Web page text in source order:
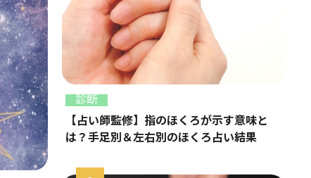
診断
【占い師監修】指のほくろが示す意味と
は？手足別＆左右別のほくろ占い結果